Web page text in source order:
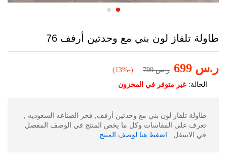
طاولة تلفاز لون بني مع وحدتين أرفف 76
ر.س ر.س799
(-13%)
الحالة: غير متوفر في المخزون
طاولة تلفاز لون بني مع وحدتين أرفف, فخر الصناعه السعوديه ,
تعرف على المقاسات وكل ما يخص المنتج في الوصف المفصل
في الاسفل . اضغط هنا لوصف المنتج.